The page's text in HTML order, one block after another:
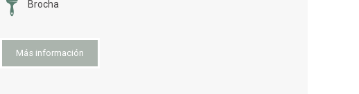
Brocha
Más información